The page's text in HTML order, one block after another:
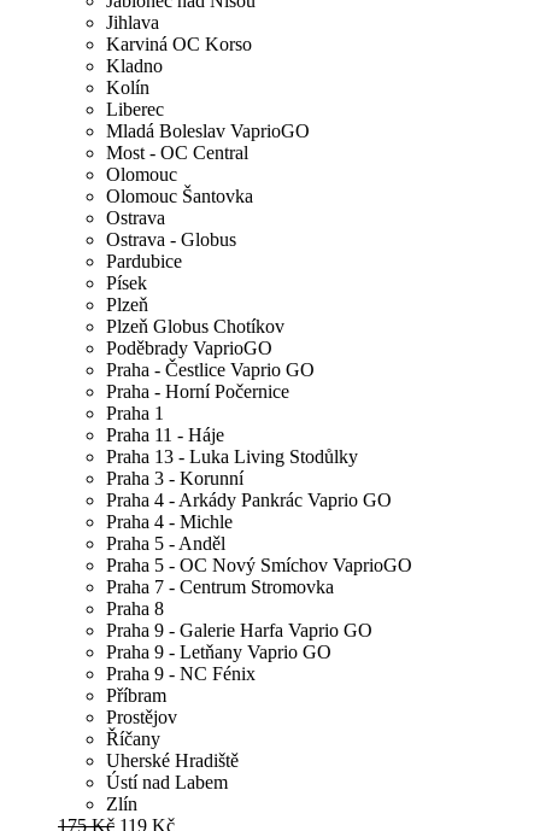
Jihlava
Karviná OC Korso
Kladno
Kolín
Liberec
Mladá Boleslav VaprioGO
Most - OC Central
Olomouc
Olomouc Šantovka
Ostrava
Ostrava - Globus
Pardubice
Písek
Plzeň
Plzeň Globus Chotíkov
Poděbrady VaprioGO
Praha - Čestlice Vaprio GO
Praha - Horní Počernice
Praha 1
Praha 11 - Háje
Praha 13 - Luka Living Stodůlky
Praha 3 - Korunní
Praha 4 - Arkády Pankrác Vaprio GO
Praha 4 - Michle
Praha 5 - Anděl
Praha 5 - OC Nový Smíchov VaprioGO
Praha 7 - Centrum Stromovka
Praha 8
Praha 9 - Galerie Harfa Vaprio GO
Praha 9 - Letňany Vaprio GO
Praha 9 - NC Fénix
Příbram
Prostějov
Říčany
Uherské Hradiště
Ústí nad Labem
Zlín
175 Kč 119 Kč